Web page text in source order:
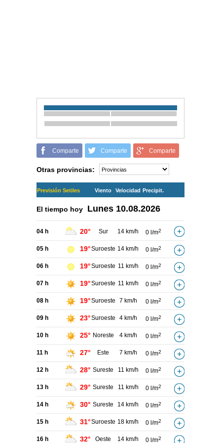
Comparte Comparte Comparte
Otras provincias:
Previsión Setiles Viento Velocidad Precipit.
El tiempo hoy Lunes 10.08.2026
04 h 20° Sur 14 km/h 0 l/m2
05 h 19°Suroeste 14 km/h 0 l/m2
06 h 19°Suroeste 11 km/h 0 l/m2
07 h 19°Suroeste 11 km/h 0 l/m2
08 h 19°Suroeste 7 km/h 0 l/m2
09 h 23°Suroeste 4 km/h 0 l/m2
10 h 25° Noreste 4 km/h 0 l/m2
11 h 27° Este 7 km/h 0 l/m2
12 h 28° Sureste 11 km/h 0 l/m2
13 h 29° Sureste 11 km/h 0 l/m2
14 h 30° Sureste 14 km/h 0 l/m2
15 h 31°Suroeste 18 km/h 0 l/m2
16 h 32° Oeste 14 km/h 0 l/m2